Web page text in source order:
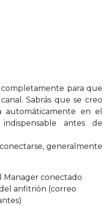
completamente para que
Sabrás que se creo
automáticamente en el
antes de
generalmente
Manager conectado
anfitrión (correo